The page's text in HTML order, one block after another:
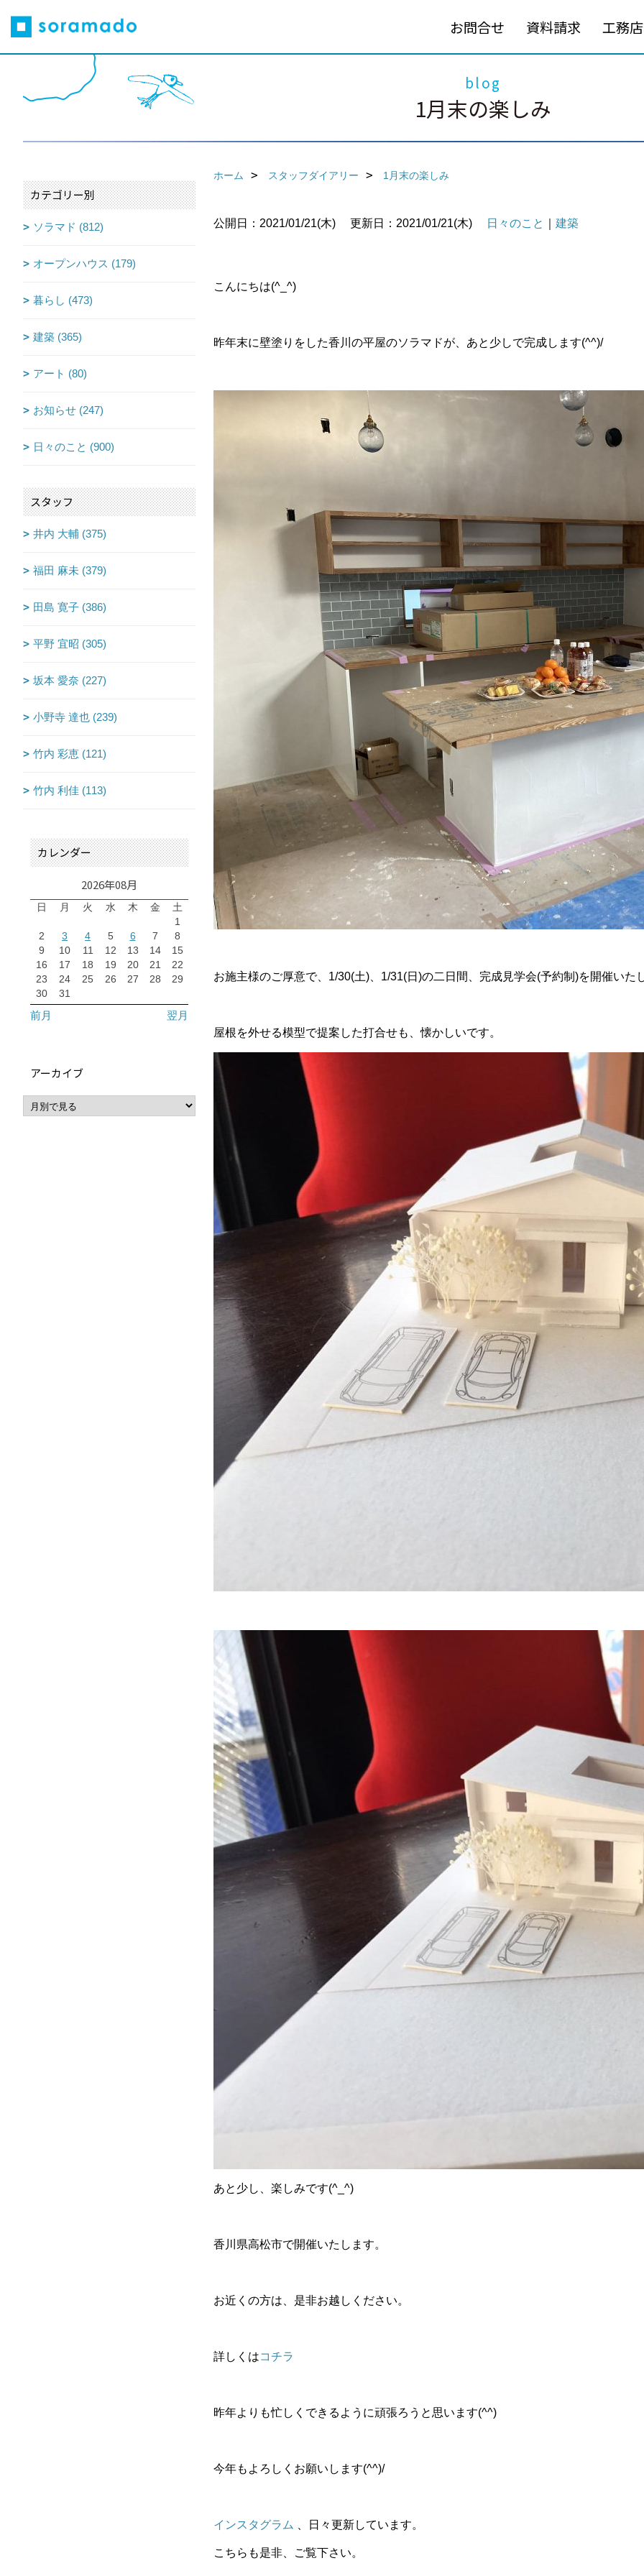
お問合せ 資料請求 工務
blog
1月末の楽しみ
ホーム スタッフダイアリー 1月末の楽しみ
公開日：2021/01/21(木) 更新日：2021/01/21(木) 日々のこと 建築
こんにちは(^_^)
昨年末に壁塗りをした香川の平屋のソラマドが、あと少しで完成します(^^)/
お施主様のご厚意で、1/30(土)、1/31(日)の二日間、完成見学会(予約制)を開催いた
屋根を外せる模型で提案した打合せも、懐かしいです。
あと少し、楽しみです(^_^)
香川県高松市で開催いたします。
お近くの方は、是非お越しください。
詳しくはコチラ
昨年よりも忙しくできるように頑張ろうと思います(^^)
今年もよろしくお願いします(^^)/
インスタグラム 、日々更新しています。
こちらも是非、ご覧下さい。
カテゴリー別
ソラマド (812)
オープンハウス (179)
暮らし (473)
建築 (365)
アート (80)
お知らせ (247)
日々のこと (900)
スタッフ
井内 大輔 (375)
福田 麻未 (379)
田島 寛子 (386)
平野 宜昭 (305)
坂本 愛奈 (227)
小野寺 達也 (239)
竹内 彩恵 (121)
竹内 利佳 (113)
カレンダー
2026年08月
日 月 火 水 木 金
土
1
2
3 4 5 6 7
8
9
10 11 12 13 14
15
16
17 18 19 20 21
22
23
24 25 26 27 28
29
30
31
前月 翌月
アーカイブ